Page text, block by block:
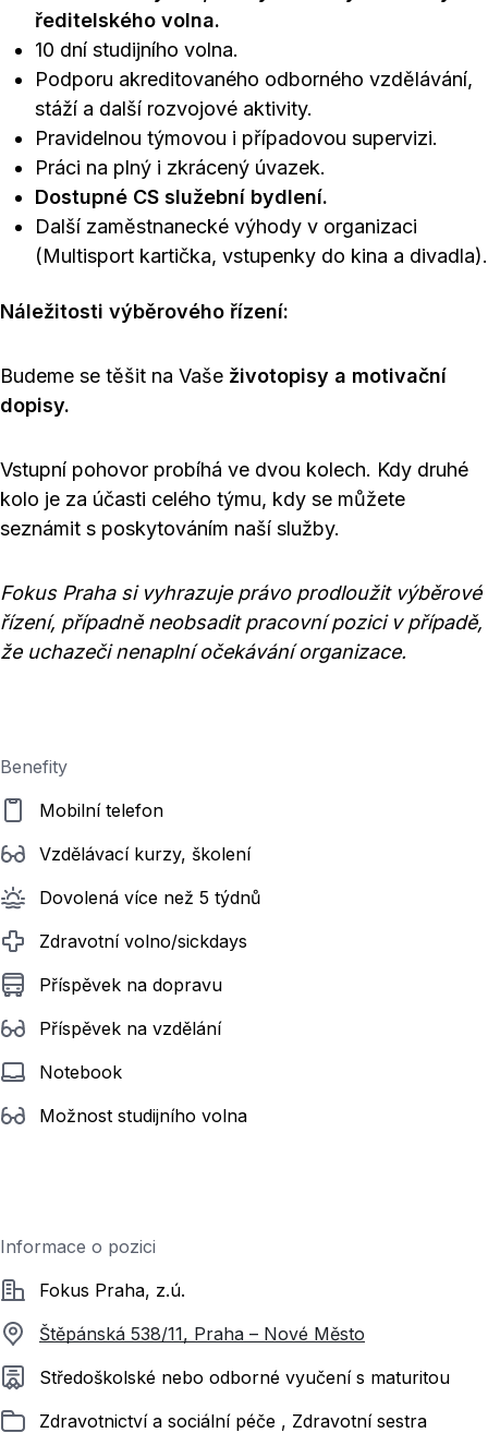
ředitelského volna.
10 dní studijního volna.
Podporu akreditovaného odborného vzdělávání,
stáží a další rozvojové aktivity.
Pravidelnou týmovou i případovou supervizi.
Práci na plný i zkrácený úvazek.
Dostupné CS služební bydlení.
Další zaměstnanecké výhody v organizaci
(Multisport kartička, vstupenky do kina a divadla).
Náležitosti výběrového řízení:
Budeme se těšit na Vaše životopisy a motivační
dopisy.
Vstupní pohovor probíhá ve dvou kolech. Kdy druhé
kolo je za účasti celého týmu, kdy se můžete
seznámit s poskytováním naší služby.
Fokus Praha si vyhrazuje právo prodloužit výběrové
řízení, případně neobsadit pracovní pozici v případě,
že uchazeči nenaplní očekávání organizace.
Benefity
Mobilní telefon
Vzdělávací kurzy, školení
Dovolená více než 5 týdnů
Zdravotní volno/sickdays
Příspěvek na dopravu
Příspěvek na vzdělání
Notebook
Možnost studijního volna
Informace o pozici
SpolečnostFokus Praha, z.ú.
Štěpánská 538/11, Praha – Nové Město
Požadované vzdělání
Středoškolské nebo odborné vyučení s maturitou
ZařazenoZdravotnictví a sociální péče , Zdravotní sestra